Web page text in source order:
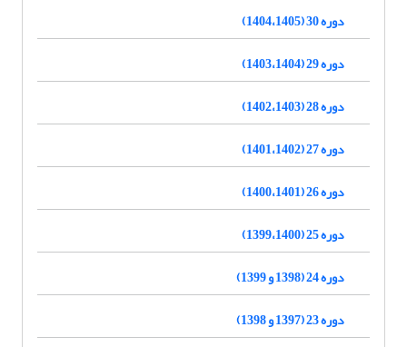
دوره 30 (1404،1405)
دوره 29 (1403،1404)
دوره 28 (1402،1403)
دوره 27 (1401،1402)
دوره 26 (1400،1401)
دوره 25 (1399،1400)
دوره 24 (1398 و 1399)
دوره 23 (1397 و 1398)